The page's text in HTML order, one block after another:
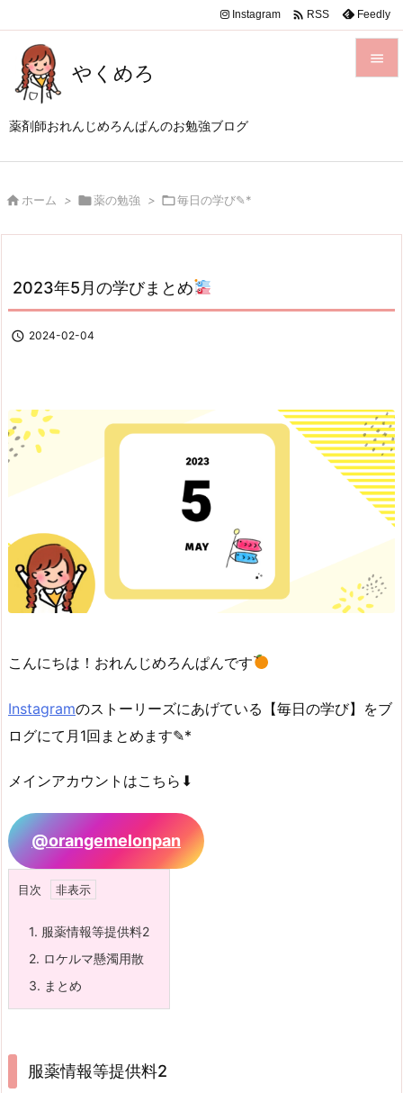
やくめろ
薬剤師おれんじめろんぱんのお勉強ブログ

サイド

Instagram  RSS Feedly
 ホーム > 薬の勉強 > 毎日の学び✎*
2023年5月の学びまとめ
 2024-02-04
こんにちは！おれんじめろんぱんです
Instagramのストーリーズにあげている【毎日の学び】をブ
ログにて月1回まとめます✎*
メインアカウントはこちら⬇︎
@orangemelonpan
目次
1. 服薬情報等提供料2
2. ロケルマ懸濁用散
3. まとめ
服薬情報等提供料2